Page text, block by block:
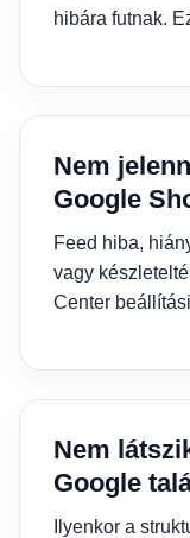
hibára futnak.
Nem
Google
Feed hiba,
vagy
Center
Nem
Google
Ilyenkor a